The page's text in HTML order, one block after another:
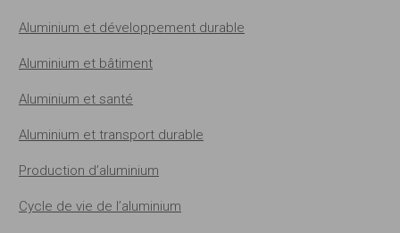
Aluminium et développement durable
Aluminium et bâtiment
Aluminium et santé
Aluminium et transport durable
Production d’aluminium
Cycle de vie de l’aluminium